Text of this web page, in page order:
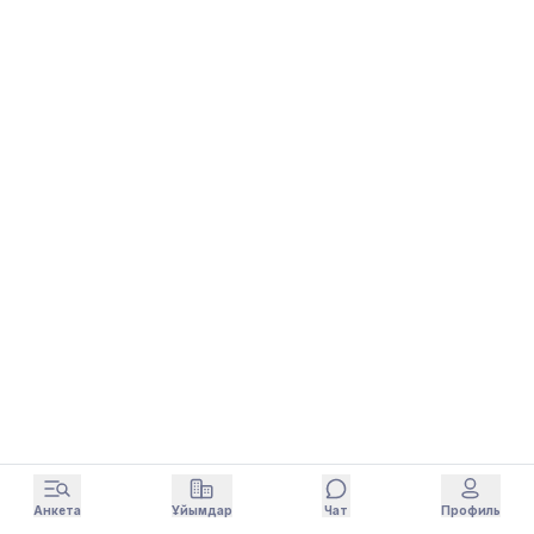
Анкета Ұйымдар Чат Профиль